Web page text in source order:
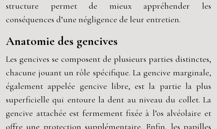
structure permet de mieux appréhender les
conséquences d’une négligence de leur entretien.
Anatomie des gencives
Les gencives se composent de plusieurs parties distinctes,
chacune jouant un rôle spécifique. La gencive marginale,
également appelée gencive libre, est la partie la plus
superficielle qui entoure la dent au niveau du collet. La
gencive attachée est fermement fixée à l’os alvéolaire et
offre une protection supplémentaire. Enfin, les papilles